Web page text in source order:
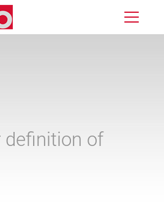
definition of